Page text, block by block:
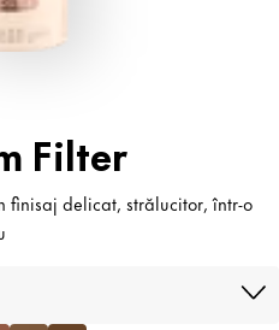
Filter
finisaj delicat, strălucitor, într-o